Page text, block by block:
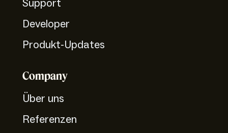
Support
Developer
Produkt-Updates
Company
Über uns
Referenzen